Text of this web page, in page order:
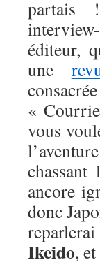
partais
éditeur,
une
«
vous
chassant
ancore
donc
Ikeido,